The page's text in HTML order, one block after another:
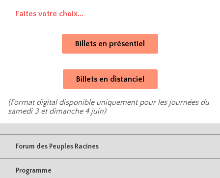
Faites votre choix...
Billets en présentiel
Billets en distanciel
(Format digital disponible uniquement pour les journées du
samedi 3 et dimanche 4 juin)
Forum des Peuples Racines
Programme